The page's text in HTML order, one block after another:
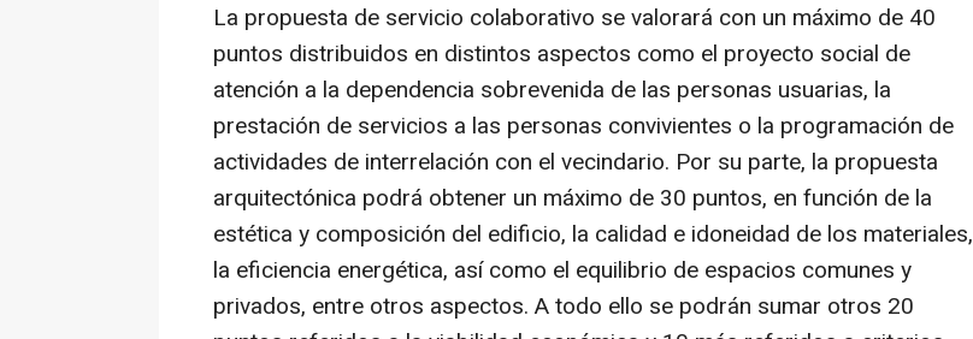
La propuesta de servicio colaborativo se valorará con un máximo de 40
puntos distribuidos en distintos aspectos como el proyecto social de
atención a la dependencia sobrevenida de las personas usuarias, la
prestación de servicios a las personas convivientes o la programación de
actividades de interrelación con el vecindario. Por su parte, la propuesta
arquitectónica podrá obtener un máximo de 30 puntos, en función de la
estética y composición del edificio, la calidad e idoneidad de los materiales,
la eficiencia energética, así como el equilibrio de espacios comunes y
privados, entre otros aspectos. A todo ello se podrán sumar otros 20